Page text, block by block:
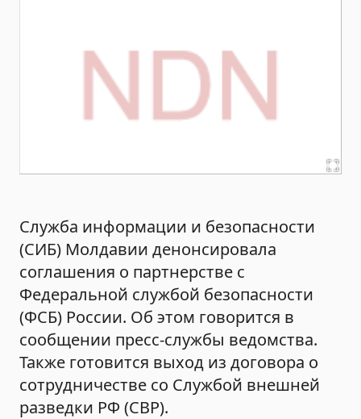
Служба информации и безопасности
(СИБ) Молдавии денонсировала
соглашения о партнерстве с
Федеральной службой безопасности
(ФСБ) России. Об этом говорится в
сообщении пресс-службы ведомства.
Также готовится выход из договора о
сотрудничестве со Службой внешней
разведки РФ (СВР).